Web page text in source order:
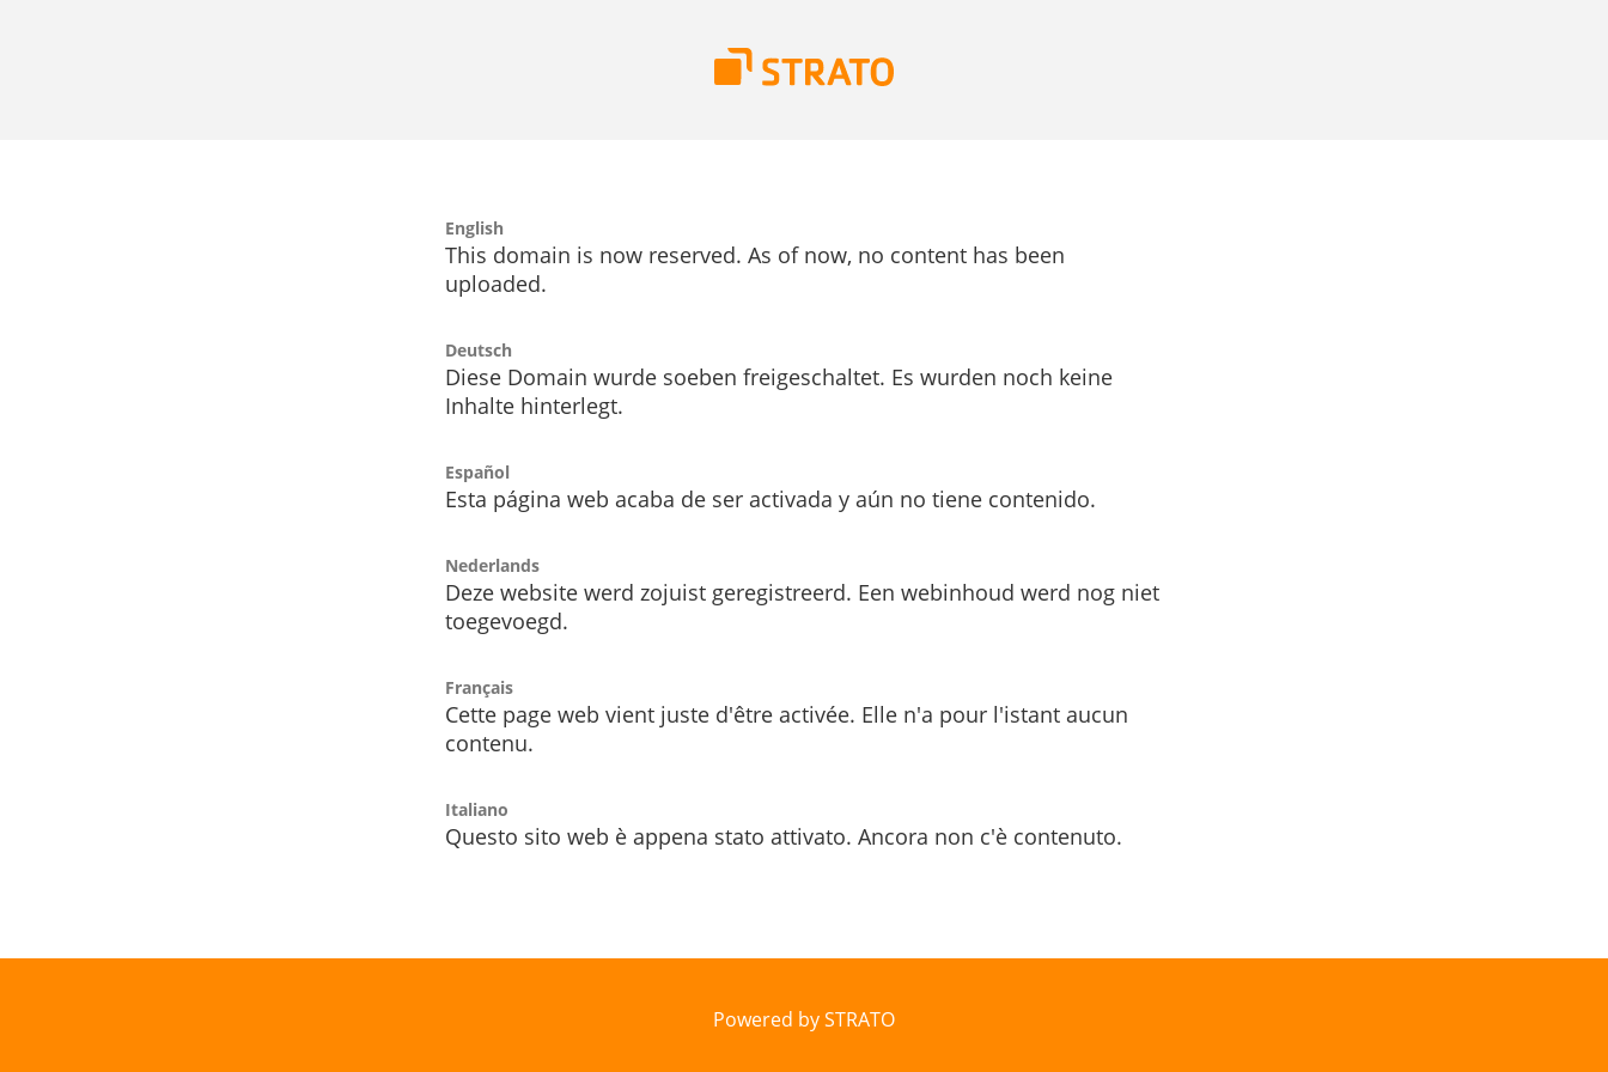
English
This domain is now reserved. As of now, no content has been
uploaded.
Deutsch
Diese Domain wurde soeben freigeschaltet. Es wurden noch keine
Inhalte hinterlegt.
Español
Esta página web acaba de ser activada y aún no tiene contenido.
Nederlands
Deze website werd zojuist geregistreerd. Een webinhoud werd nog niet
toegevoegd.
Français
Cette page web vient juste d'être activée. Elle n'a pour l'istant aucun
contenu.
Italiano
Questo sito web è appena stato attivato. Ancora non c'è contenuto.
Powered by STRATO